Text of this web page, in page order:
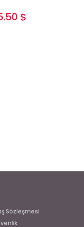
$
Sözleşmesi